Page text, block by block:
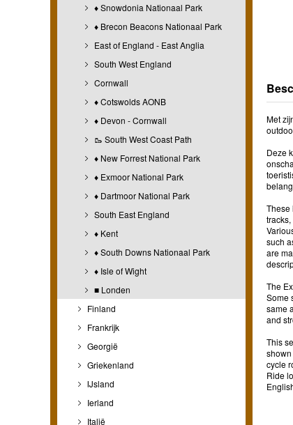
♦ Snowdonia Nationaal Park
♦ Brecon Beacons Nationaal Park
East of England - East Anglia
South West England
Cornwall
♦ Cotswolds AONB
♦ Devon - Cornwall
🥾 South West Coast Path
♦ New Forrest National Park
♦ Exmoor National Park
♦ Dartmoor National Park
South East England
♦ Kent
♦ South Downs Nationaal Park
♦ Isle of Wight
■ Londen
Finland
Frankrijk
Georgië
Griekenland
IJsland
Ierland
Italië
Met
Deze
These
such
are
The
Some
same
and
This
cycle
Ride